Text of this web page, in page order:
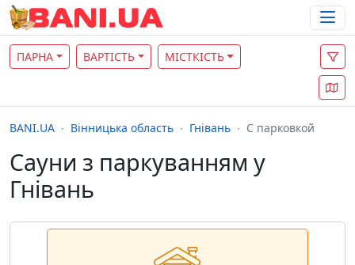
ПАРНА ВАРТІСТЬ МІСТКІСТЬ
BANI.UA Вінницька область Гнівань С парковкой
Сауни з паркуванням у
Гнівань